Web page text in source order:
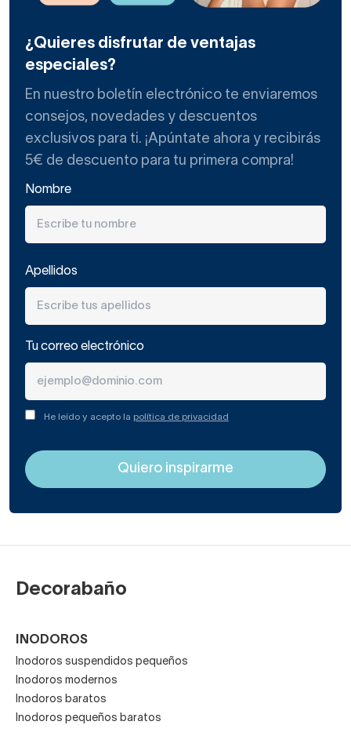
¿Quieres disfrutar de ventajas
especiales?
En nuestro boletín electrónico te enviaremos
consejos, novedades y descuentos
exclusivos para ti. ¡Apúntate ahora y recibirás
5€ de descuento para tu primera compra!
Nombre
Apellidos
Tu correo electrónico
He leído y acepto la política de privacidad
Decorabaño
INODOROS
Inodoros suspendidos pequeños
Inodoros modernos
Inodoros baratos
Inodoros pequeños baratos